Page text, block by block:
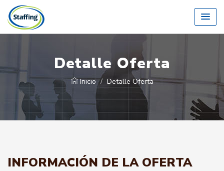
Detalle Oferta
Inicio Detalle Oferta
INFORMACIÓN DE LA OFERTA